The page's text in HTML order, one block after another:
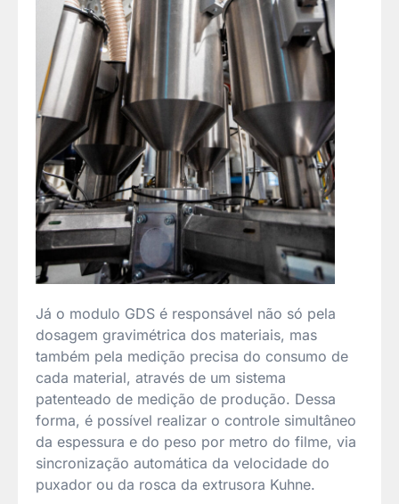
Já o modulo GDS é responsável não só pela
dosagem gravimétrica dos materiais, mas
também pela medição precisa do consumo de
cada material, através de um sistema
patenteado de medição de produção. Dessa
forma, é possível realizar o controle simultâneo
da espessura e do peso por metro do filme, via
sincronização automática da velocidade do
puxador ou da rosca da extrusora Kuhne.